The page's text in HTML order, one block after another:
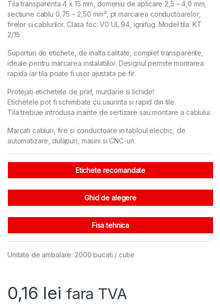
Tila transparenta 4 x 15 mm, domeniu de aplicare 2,5 – 4,0 mm,
sectiune cablu 0,75 – 2,50 mm², pt marcarea conductoarelor,
firelor si cablurilor. Clasa foc: V0 UL 94, ignifug. Model tila: KT
2/15
Suporturi de etichete, de inalta calitate, complet transparente,
ideale pentru marcarea instalatiilor. Designul permite montarea
rapida iar tila poate fi usor ajustata pe fir.
Protejati etichetele de praf, murdarie si lichide!
Etichetele pot fi schimbate cu usurinta si rapid din tile.
Tila trebuie introdusa inainte de sertizare sau montare a cablului.
Marcati cabluri, fire si conductoare in tabloul electric, de
automatizare, dulapuri, masini si CNC-uri.
Etichete recomandate
Ghid de alegere
Fisa tehnica
Unitate de ambalare: 2000 bucati / cutie
0,16 lei fara TVA